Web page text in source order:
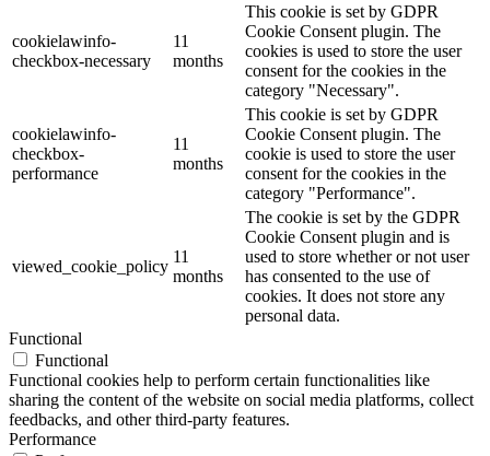
cookielawinfo-
checkbox-necessary
11
months
This cookie is set by GDPR
Cookie Consent plugin. The
cookies is used to store the user
consent for the cookies in the
category "Necessary".
cookielawinfo-
checkbox-
performance
11
months
This cookie is set by GDPR
Cookie Consent plugin. The
cookie is used to store the user
consent for the cookies in the
category "Performance".
viewed_cookie_policy
11
months
The cookie is set by the GDPR
Cookie Consent plugin and is
used to store whether or not user
has consented to the use of
cookies. It does not store any
personal data.
Functional
Functional
Functional cookies help to perform certain functionalities like
sharing the content of the website on social media platforms, collect
feedbacks, and other third-party features.
Performance